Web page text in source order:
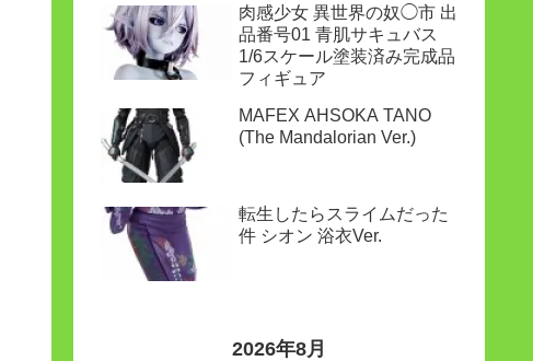
肉感少女 異世界の奴◯市 出
品番号01 青肌サキュバス
1/6スケール塗装済み完成品
フィギュア
MAFEX AHSOKA TANO
(The Mandalorian Ver.)
転生したらスライムだった
件 シオン 浴衣Ver.
2026年8月